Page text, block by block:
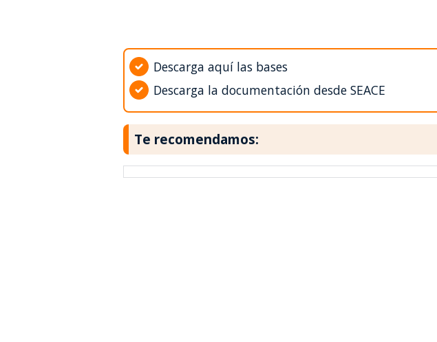
Descarga aquí las bases
Descarga la documentación desde SEACE
Te recomendamos: